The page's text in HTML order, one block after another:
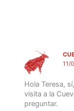
11/
Hola Teresa,
visita a la
preguntar.